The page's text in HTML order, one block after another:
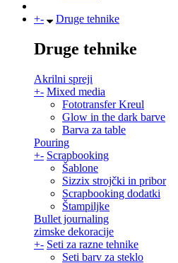
+- Druge tehnike
Druge tehnike
Akrilni spreji
+- Mixed media
Fototransfer Kreul
Glow in the dark barve
Barva za table
Pouring
+- Scrapbooking
Šablone
Sizzix strojčki in pribor
Scrapbooking dodatki
Štampiljke
Bullet journaling
zimske dekoracije
+- Seti za razne tehnike
Seti barv za steklo